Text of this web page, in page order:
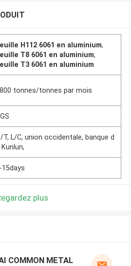
H112 6061 en aluminium,
T8 6061 en aluminium,
T3 6061 en aluminium
tonnes/tonnes par mois
T, L/C, union occidentale, banque d
Kunlun,
15days
plus
COMMON METAL